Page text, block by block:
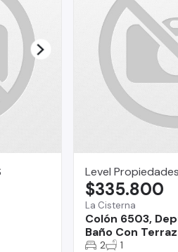
Level Propiedades
La Cisterna
Colón 6503,
Baño Con
$335.800
2 1